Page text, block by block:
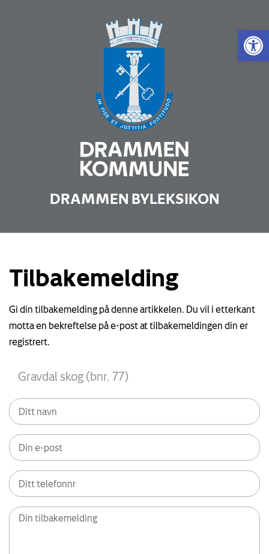
Vis
DRAMMEN BYLEKSIKON
Tilbakemelding
Gi din tilbakemelding på denne artikkelen. Du vil i etterkant
motta en bekreftelse på e-post at tilbakemeldingen din er
registrert.